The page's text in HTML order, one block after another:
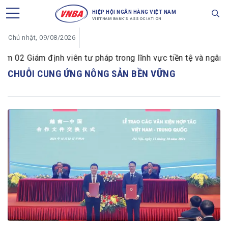
HIỆP HỘI NGÂN HÀNG VIỆT NAM
VIETNAM BANK'S ASSOCIATION
Chủ nhật, 09/08/2026
02 Giám định viên tư pháp trong lĩnh vực tiền tệ và ngân
CHUỖI CUNG ỨNG NÔNG SẢN BỀN VỮNG